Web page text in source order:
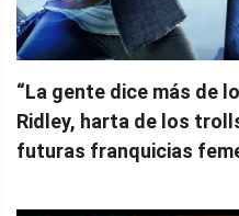
“La gente dice más de
Ridley, harta de los
futuras franquicias